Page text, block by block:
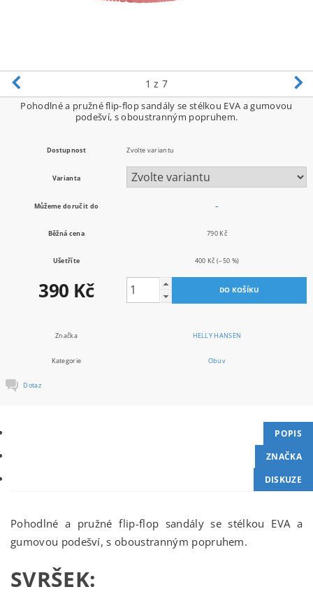
1 z 7
Pohodlné a pružné flip-flop sandály se stélkou EVA a gumovou
podešví, s oboustranným popruhem.
Dostupnost Zvolte variantu
Varianta
Můžeme doručit do –
Běžná cena 790 Kč
Ušetříte 400 Kč (–50 %)
390 Kč
Značka HELLY HANSEN
Kategorie Obuv
Dotaz
POPIS
ZNAČKA
DISKUZE
Pohodlné a pružné flip-flop sandály se stélkou EVA a
gumovou podešví, s oboustranným popruhem.
SVRŠEK: